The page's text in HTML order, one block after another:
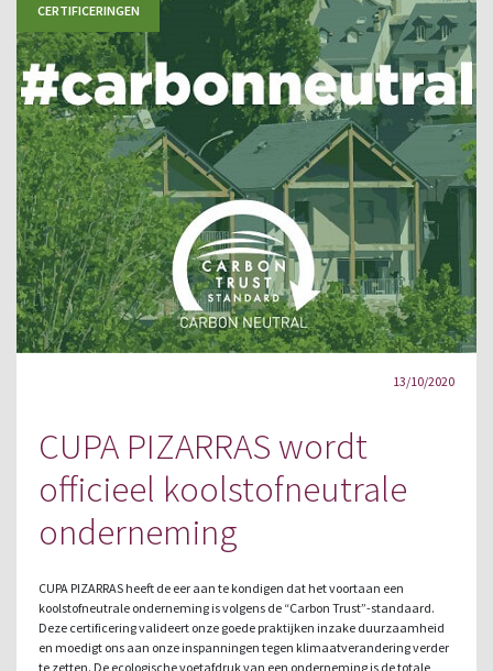
CERTIFICERINGEN
13/10/2020
CUPA PIZARRAS wordt
officieel koolstofneutrale
onderneming
CUPA PIZARRAS heeft de eer aan te kondigen dat het voortaan een
koolstofneutrale onderneming is volgens de “Carbon Trust”-standaard.
Deze certificering valideert onze goede praktijken inzake duurzaamheid
en moedigt ons aan onze inspanningen tegen klimaatverandering verder
te zetten. De ecologische voetafdruk van een onderneming is de totale